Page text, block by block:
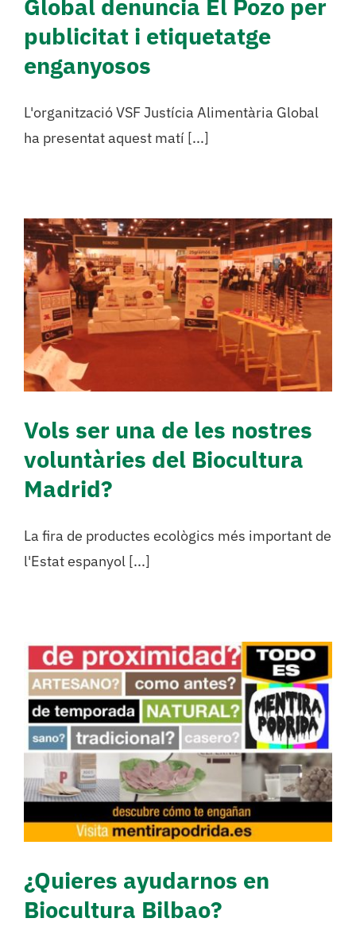
Global denuncia El Pozo per
publicitat i etiquetatge
enganyosos
L'organització VSF Justícia Alimentària Global
ha presentat aquest matí [...]
Vols ser una de les
nostres voluntàries del
Biocultura Madrid?
Sense categoritzar
Vols ser una de les nostres
voluntàries del Biocultura
Madrid?
La fira de productes ecològics més important de
l'Estat espanyol [...]
¿Quieres ayudarnos en
Biocultura Bilbao?
Sense categoritzar
¿Quieres ayudarnos en
Biocultura Bilbao?